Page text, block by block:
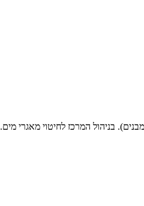
בניהול המרכז לחיטוי מאגרי מים.